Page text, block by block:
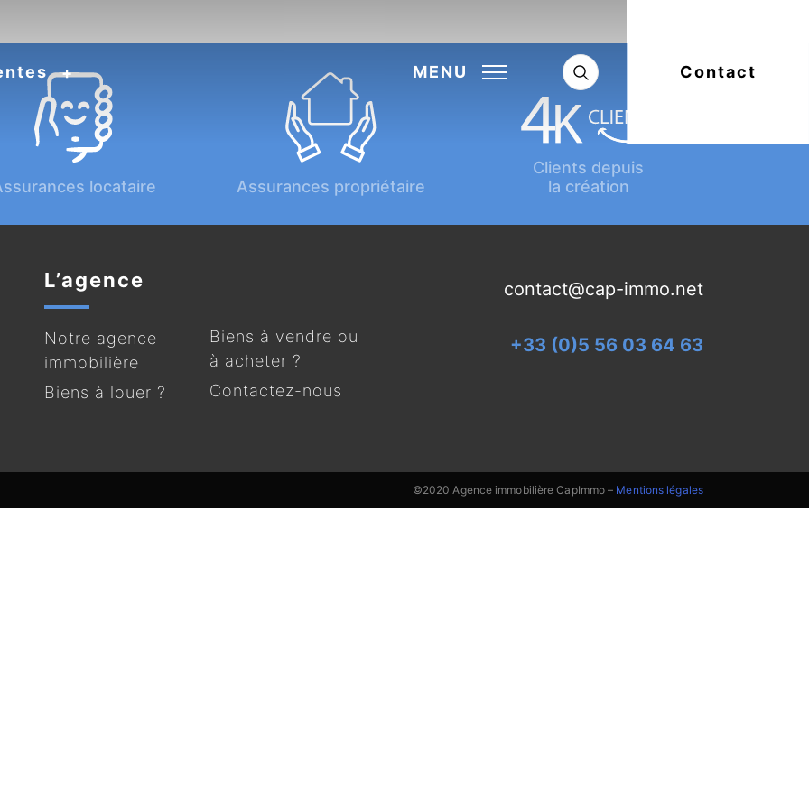
MENU Contact
locataire Assurances propriétaire
Clients depuis
la création
L’agence
Notre agence
immobilière
Biens à louer ?
Biens à vendre ou
à acheter ?
Contactez-nous
contact@cap-immo.net
+33 (0)5 56 03 64 63
©2020 Agence immobilière CapImmo – Mentions légales